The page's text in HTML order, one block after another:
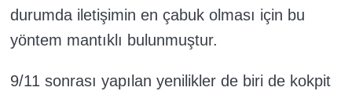
durumda iletişimin en çabuk olması için bu
yöntem mantıklı bulunmuştur.
9/11 sonrası yapılan yenilikler de biri de kokpit